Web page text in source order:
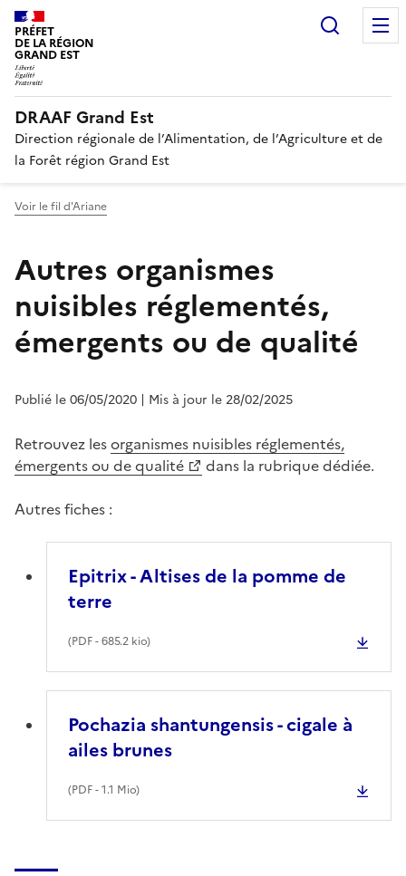
PRÉFET
DE LA RÉGION
GRAND EST
DRAAF Grand Est
Direction régionale de l’Alimentation, de l’Agriculture et de
la Forêt région Grand Est
Voir le fil d'Ariane
Autres organismes
nuisibles réglementés,
émergents ou de qualité
Publié le 06/05/2020 | Mis à jour le 28/02/2025
Retrouvez lesorganismes nuisibles réglementés,
émergents ou de qualité
dans la rubrique dédiée.
Autres fiches :
Epitrix - Altises de la pomme de
terre
(PDF- 685.2 kio)
Pochazia shantungensis - cigale à
ailes brunes
(PDF- 1.1 Mio)